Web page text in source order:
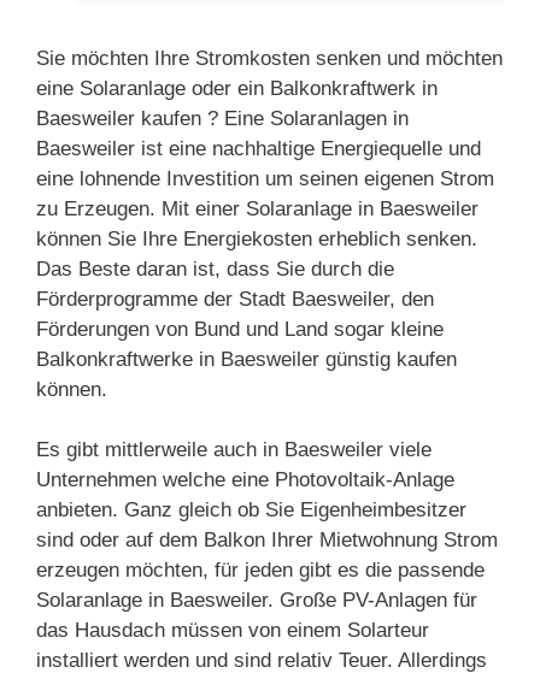
Sie möchten Ihre Stromkosten senken und möchten
eine Solaranlage oder ein Balkonkraftwerk in
Baesweiler kaufen ? Eine Solaranlagen in
Baesweiler ist eine nachhaltige Energiequelle und
eine lohnende Investition um seinen eigenen Strom
zu Erzeugen. Mit einer Solaranlage in Baesweiler
können Sie Ihre Energiekosten erheblich senken.
Das Beste daran ist, dass Sie durch die
Förderprogramme der Stadt Baesweiler, den
Förderungen von Bund und Land sogar kleine
Balkonkraftwerke in Baesweiler günstig kaufen
können.
Es gibt mittlerweile auch in Baesweiler viele
Unternehmen welche eine Photovoltaik-Anlage
anbieten. Ganz gleich ob Sie Eigenheimbesitzer
sind oder auf dem Balkon Ihrer Mietwohnung Strom
erzeugen möchten, für jeden gibt es die passende
Solaranlage in Baesweiler. Große PV-Anlagen für
das Hausdach müssen von einem Solarteur
installiert werden und sind relativ Teuer. Allerdings